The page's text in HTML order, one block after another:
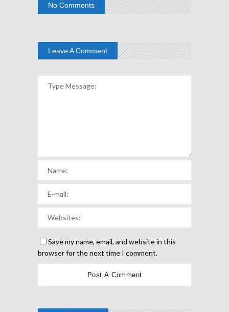
No Comments
Leave A Comment
Save my name, email, and website in this
browser for the next time I comment.